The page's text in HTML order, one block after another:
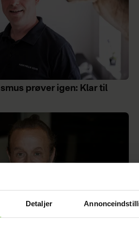
Detaljer
prøver igen: Klar til